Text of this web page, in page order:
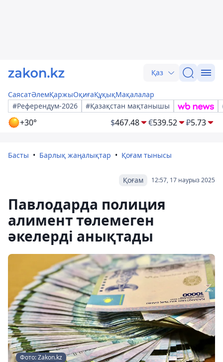
Қаз
СаясатӘлемҚаржыОқиғаҚұқықМақалалар
#Референдум-2026
#Қазақстан мақтанышы
+30° $467.48 €539.52 ₽5.73
Басты Барлық жаңалықтар Қоғам тынысы
12:57, 17 наурыз 2025
Қоғам
Павлодарда полиция
алимент төлемеген
әкелерді анықтады
Фото: Zakon.kz